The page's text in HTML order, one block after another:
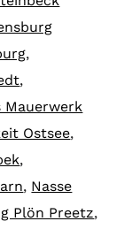
,
,
Mauerwerk
Ostsee,
,
, Nasse
Plön Preetz,